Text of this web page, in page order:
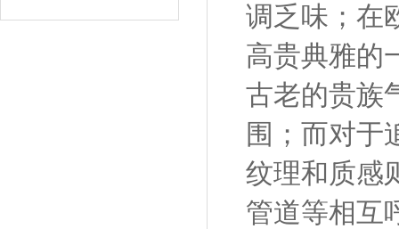
调乏味；在
高贵典雅的
古老的贵族
围；而对于
纹理和质感
管道等相互